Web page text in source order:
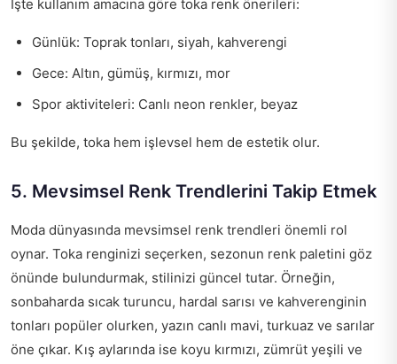
İşte kullanım amacına göre toka renk önerileri:
Günlük: Toprak tonları, siyah, kahverengi
Gece: Altın, gümüş, kırmızı, mor
Spor aktiviteleri: Canlı neon renkler, beyaz
Bu şekilde, toka hem işlevsel hem de estetik olur.
5. Mevsimsel Renk Trendlerini Takip Etmek
Moda dünyasında mevsimsel renk trendleri önemli rol
oynar. Toka renginizi seçerken, sezonun renk paletini göz
önünde bulundurmak, stilinizi güncel tutar. Örneğin,
sonbaharda sıcak turuncu, hardal sarısı ve kahverenginin
tonları popüler olurken, yazın canlı mavi, turkuaz ve sarılar
öne çıkar. Kış aylarında ise koyu kırmızı, zümrüt yeşili ve